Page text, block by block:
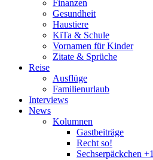
Finanzen
Gesundheit
Haustiere
KiTa & Schule
Vornamen für Kinder
Zitate & Sprüche
Reise
Ausflüge
Familienurlaub
Interviews
News
Kolumnen
Gastbeiträge
Recht so!
Sechserpäckchen +1